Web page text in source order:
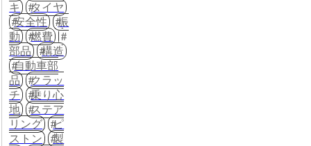
キ
タイヤ
安全性
振
動
燃費
部品
構造
自動車部
品
クラッ
チ
乗り心
地
ステア
リング
ピ
ストン
製